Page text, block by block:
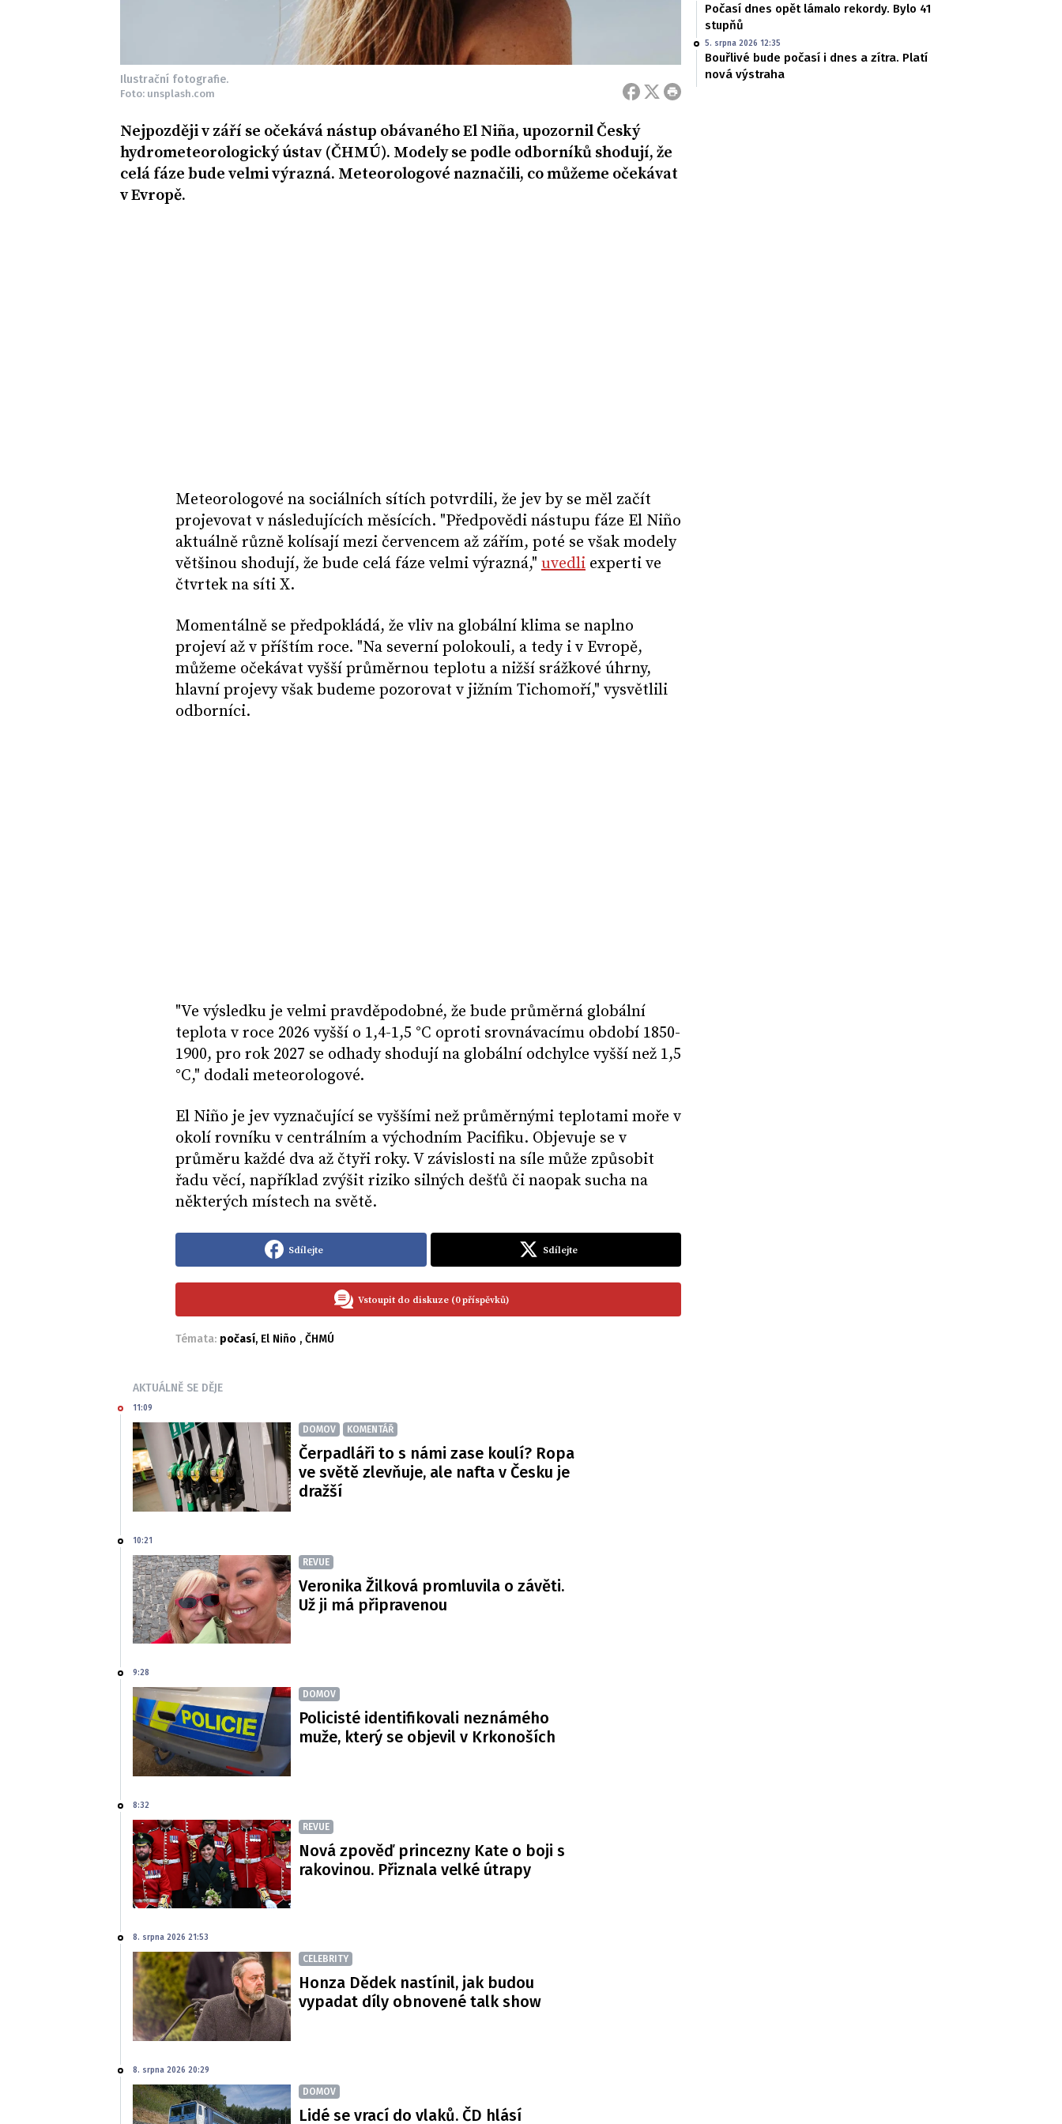
Ilustrační fotografie.
Foto: unsplash.com
Nejpozději v září se očekává nástup obávaného El Niña, upozornil Český
hydrometeorologický ústav (ČHMÚ). Modely se podle odborníků shodují, že
celá fáze bude velmi výrazná. Meteorologové naznačili, co můžeme očekávat
v Evropě.
Meteorologové na sociálních sítích potvrdili, že jev by se měl začít
projevovat v následujících měsících. "Předpovědi nástupu fáze El Niño
aktuálně různě kolísají mezi červencem až zářím, poté se však modely
většinou shodují, že bude celá fáze velmi výrazná," uvedli experti ve
čtvrtek na síti X.
Momentálně se předpokládá, že vliv na globální klima se naplno
projeví až v příštím roce. "Na severní polokouli, a tedy i v Evropě,
můžeme očekávat vyšší průměrnou teplotu a nižší srážkové úhrny,
hlavní projevy však budeme pozorovat v jižním Tichomoří," vysvětlili
odborníci.
"Ve výsledku je velmi pravděpodobné, že bude průměrná globální
teplota v roce 2026 vyšší o 1,4-1,5 °C oproti srovnávacímu období 1850-
1900, pro rok 2027 se odhady shodují na globální odchylce vyšší než 1,5
°C," dodali meteorologové.
El Niño je jev vyznačující se vyššími než průměrnými teplotami moře v
okolí rovníku v centrálním a východním Pacifiku. Objevuje se v
průměru každé dva až čtyři roky. V závislosti na síle může způsobit
řadu věcí, například zvýšit riziko silných dešťů či naopak sucha na
některých místech na světě.
Sdílejte Sdílejte
Vstoupit do diskuze (0 příspěvků)
Témata: počasí, El Niño , ČHMÚ
Počasí dnes opět lámalo rekordy. Bylo 41
stupňů
5. srpna 2026 12:35
Bouřlivé bude počasí i dnes a zítra. Platí
nová výstraha
AKTUÁLNĚ SE DĚJE
11:09
DOMOV KOMENTÁŘ
Čerpadláři to s námi zase koulí? Ropa
ve světě zlevňuje, ale nafta v Česku je
dražší
10:21
REVUE
Veronika Žilková promluvila o závěti.
Už ji má připravenou
9:28
DOMOV
Policisté identifikovali neznámého
muže, který se objevil v Krkonoších
8:32
REVUE
Nová zpověď princezny Kate o boji s
rakovinou. Přiznala velké útrapy
8. srpna 2026 21:53
CELEBRITY
Honza Dědek nastínil, jak budou
vypadat díly obnovené talk show
8. srpna 2026 20:29
DOMOV
Lidé se vrací do vlaků. ČD hlásí